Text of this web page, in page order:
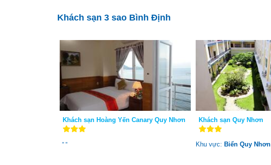
Khách sạn 3 sao Bình Định
Khách sạn Hoàng Yến Canary Quy Nhơn
" "
Khách sạn Quy Nhơn
Khu vực: Biển Quy Nhơn